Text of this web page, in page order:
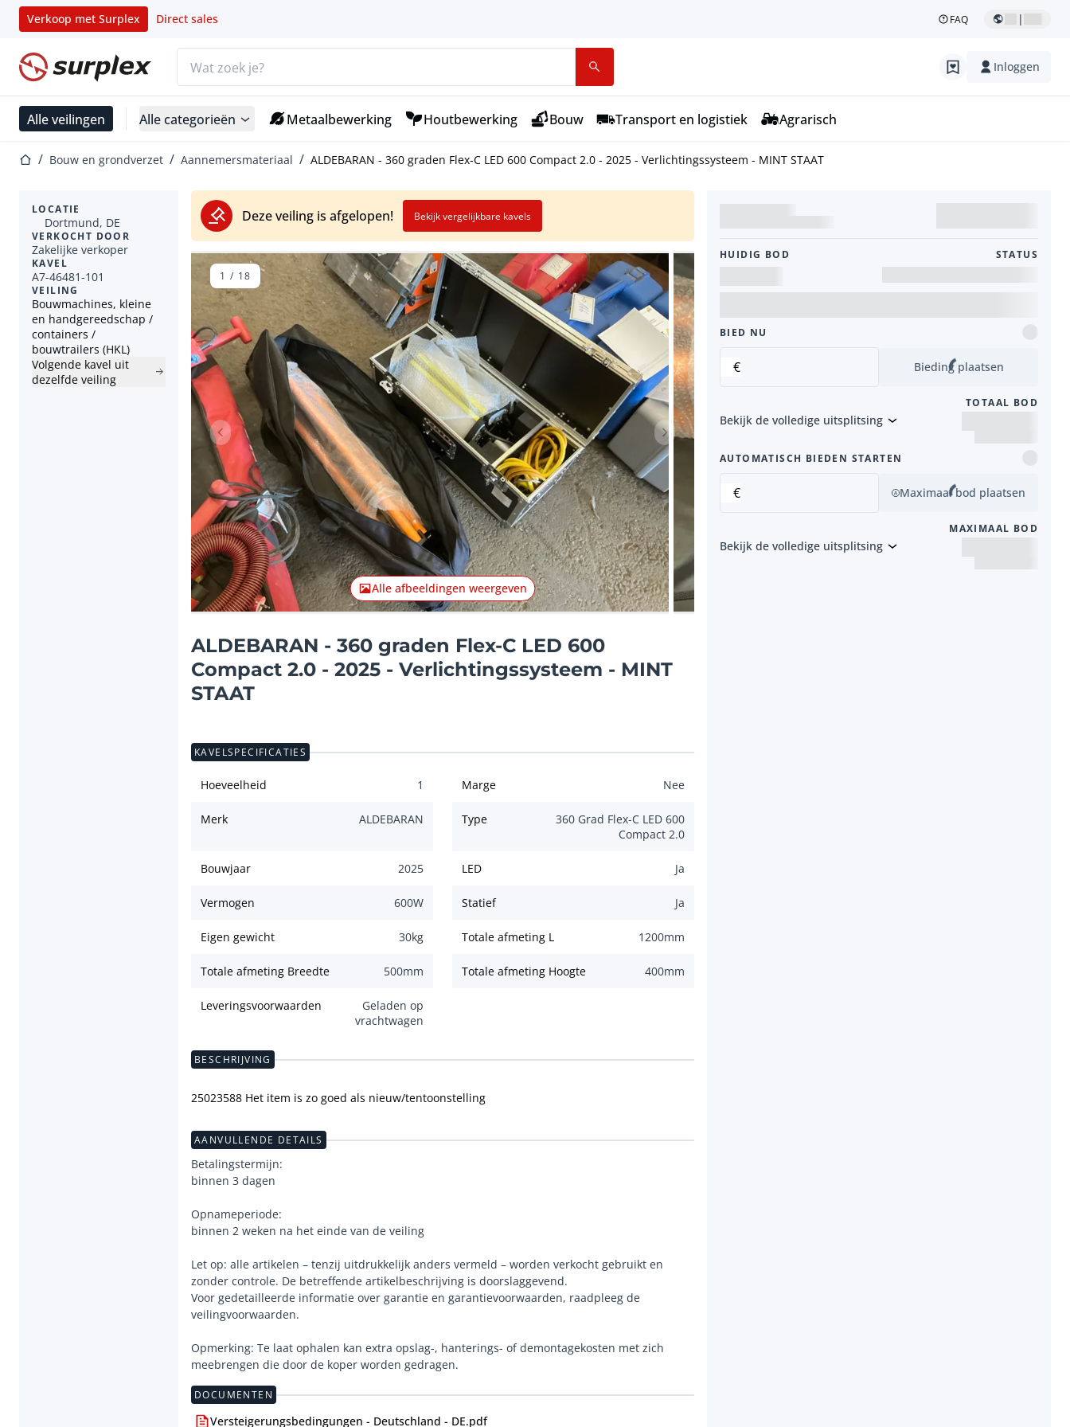
Verkoop met Surplex Direct sales FAQ |
Startpagina Inloggen
Alle veilingen Alle categorieën Metaalbewerking Houtbewerking Bouw Transport en logistiek Agrarisch
StartpaginaBouw en grondverzet Aannemersmateriaal ALDEBARAN - 360 graden Flex-C LED 600 Compact 2.0 - 2025 - Verlichtingssysteem - MINT STAAT
Deze veiling is afgelopen! Bekijk vergelijkbare kavels
LOCATIE
Dortmund, DE
VERKOCHT DOOR
Zakelijke verkoper
KAVEL
A7-46481-101
VEILING
Bouwmachines, kleine
en handgereedschap /
containers /
bouwtrailers (HKL)
Volgende kavel uit
dezelfde veiling
Vorig item Volgend item
Alle afbeeldingen weergeven
1 / 18
ALDEBARAN - 360 graden Flex-C LED 600
Compact 2.0 - 2025 - Verlichtingssysteem - MINT
STAAT
HUIDIG ​​BOD STATUS
BIED NU
€ Bieding plaatsen
TOTAAL BOD
Bekijk de volledige uitsplitsing
AUTOMATISCH BIEDEN STARTEN
€ Maximaal bod plaatsen
MAXIMAAL BOD
Bekijk de volledige uitsplitsing
KAVELSPECIFICATIES
Hoeveelheid 1 Marge Nee
Merk ALDEBARAN Type
360 Grad Flex-C LED 600
Compact 2.0
Bouwjaar 2025 LED Ja
Vermogen 600W Statief Ja
Eigen gewicht 30kg Totale afmeting L 1200mm
Totale afmeting Breedte 500mm Totale afmeting Hoogte 400mm
Leveringsvoorwaarden
Geladen op
vrachtwagen
BESCHRIJVING
25023588 Het item is zo goed als nieuw/tentoonstelling
AANVULLENDE DETAILS
Betalingstermijn:
binnen 3 dagen
Opnameperiode:
binnen 2 weken na het einde van de veiling
Let op: alle artikelen – tenzij uitdrukkelijk anders vermeld – worden verkocht gebruikt en
zonder controle. De betreffende artikelbeschrijving is doorslaggevend.
Voor gedetailleerde informatie over garantie en garantievoorwaarden, raadpleeg de
veilingvoorwaarden.
Opmerking: Te laat ophalen kan extra opslag-, hanterings- of demontagekosten met zich
meebrengen die door de koper worden gedragen.
DOCUMENTEN
Versteigerungsbedingungen - Deutschland - DE.pdf